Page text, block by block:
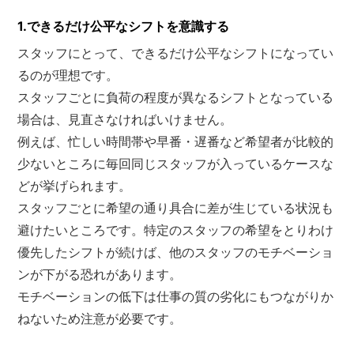
1.できるだけ公平なシフトを意識する
スタッフにとって、できるだけ公平なシフトになってい
るのが理想です。
スタッフごとに負荷の程度が異なるシフトとなっている
場合は、見直さなければいけません。
例えば、忙しい時間帯や早番・遅番など希望者が比較的
少ないところに毎回同じスタッフが入っているケースな
どが挙げられます。
スタッフごとに希望の通り具合に差が生じている状況も
避けたいところです。特定のスタッフの希望をとりわけ
優先したシフトが続けば、他のスタッフのモチベーショ
ンが下がる恐れがあります。
モチベーションの低下は仕事の質の劣化にもつながりか
ねないため注意が必要です。